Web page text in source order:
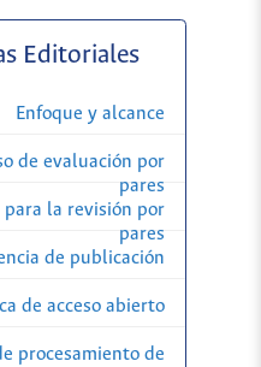
Editoriales
Enfoque y alcance
de evaluación por
pares
para la revisión por
pares
de publicación
de acceso abierto
procesamiento de